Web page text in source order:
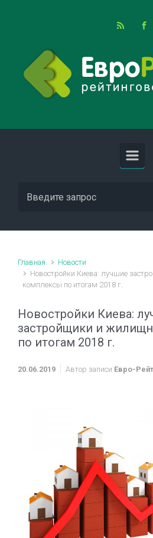
Главная
Новости
Новостройки Киева: лучшие
комплексы по итогам 2018 г.
Новостройки Киева:
застройщики и
по итогам 2018 г.
20.06.2019 Автор записи Евро-